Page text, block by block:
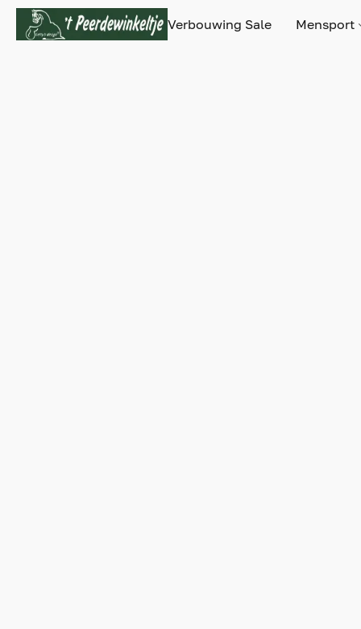
Verbouwing Sale Mensport